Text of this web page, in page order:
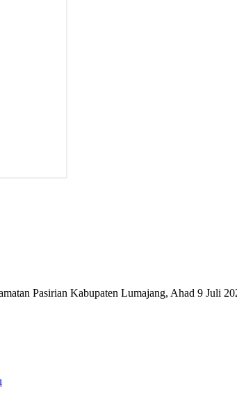
Pasirian Kabupaten Lumajang, Ahad 9 Juli